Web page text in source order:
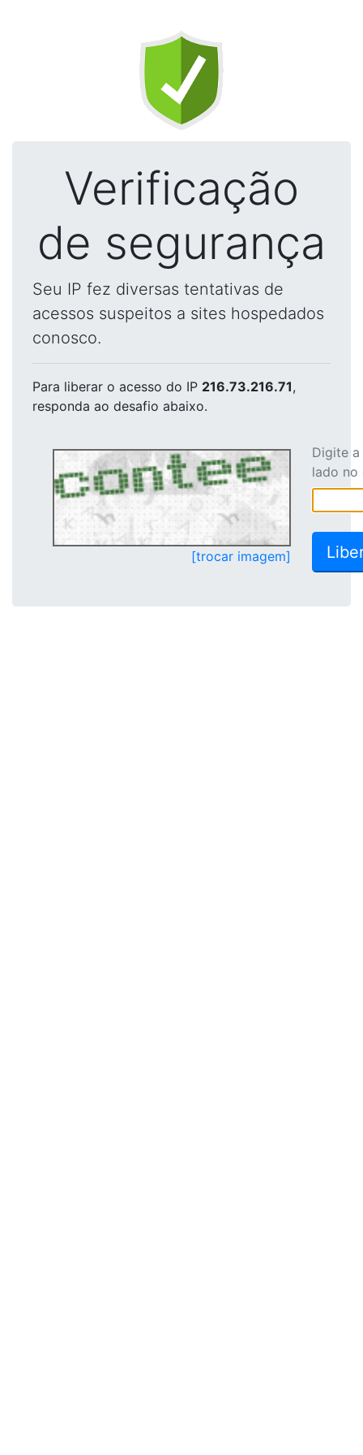
Verificação
de segurança
Seu IP fez diversas tentativas de
acessos suspeitos a sites hospedados
conosco.
Para liberar o acesso do IP 216.73.216.71,
responda ao desafio abaixo.
[trocar imagem]
Digite
lado no